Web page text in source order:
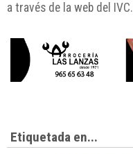
a través de la web del IVC.
Etiquetada en...